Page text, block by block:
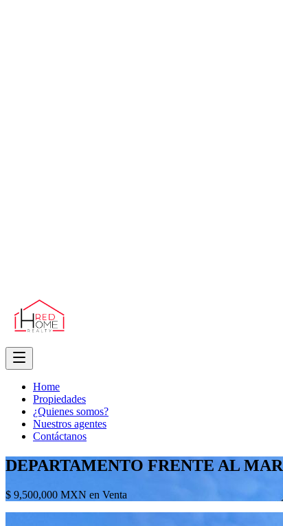
Home
Propiedades
¿Quienes somos?
Nuestros agentes
Contáctanos
DEPARTAMENTO FRENTE AL MAR
$ 9,500,000 MXN en Venta